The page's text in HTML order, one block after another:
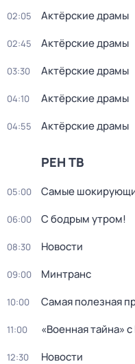
02:05 Актёрские драмы
02:45 Актёрские драмы
03:30 Актёрские драмы
04:10 Актёрские драмы
04:55 Актёрские драмы
РЕН ТВ
05:00 Самые
06:00 С бодрым утром!
08:30 Новости
09:00 Минтранс
10:00 Самая полезная
11:00 «Военная тайна»
12:30 Новости